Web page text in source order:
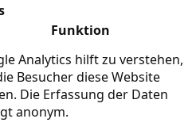
Funktion
Analytics hilft zu verstehen,
Besucher diese Website
Die Erfassung der Daten
anonym.